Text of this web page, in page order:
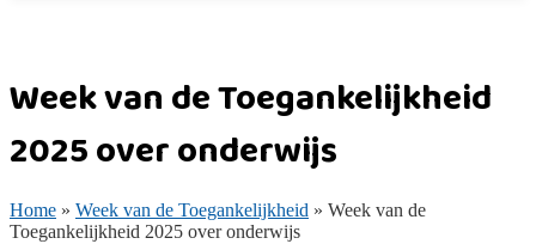
Week van de Toegankelijkheid
2025 over onderwijs
Home » Week van de Toegankelijkheid » Week van de
Toegankelijkheid 2025 over onderwijs